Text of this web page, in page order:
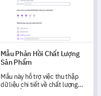
Mẫu Phản Hồi Chất Lượng
Sản Phẩm
Mẫu này hỗ trợ việc thu thập
dữ liệu chi tiết về chất lượng